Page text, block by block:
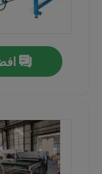
آلة قطع يموت
الهيدروليكية
الهيدروليكية